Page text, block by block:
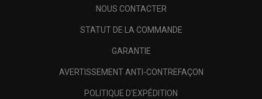
NOUS CONTACTER
STATUT DE LA COMMANDE
GARANTIE
AVERTISSEMENT ANTI-CONTREFAÇON
POLITIQUE D'EXPÉDITION